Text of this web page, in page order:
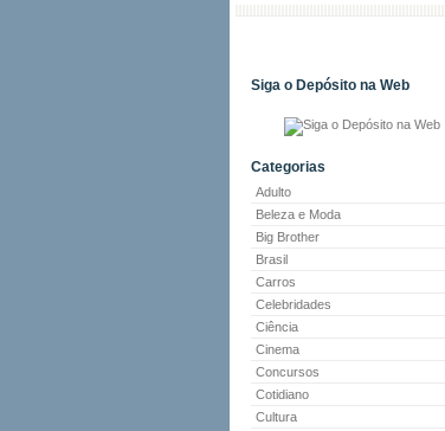
Siga o Depósito na Web
Categorias
Adulto
Beleza e Moda
Big Brother
Brasil
Carros
Celebridades
Ciência
Cinema
Concursos
Cotidiano
Cultura